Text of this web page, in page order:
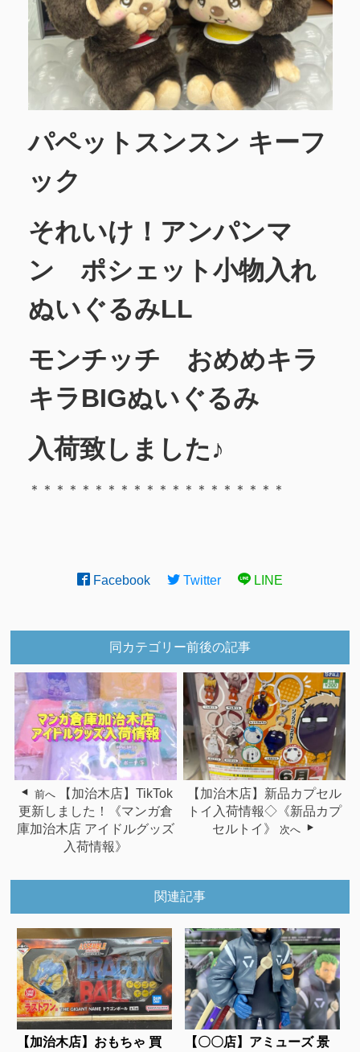
パペットスンスン キーフ
ック
それいけ！アンパンマ
ン ポシェット小物入れ
ぬいぐるみLL
モンチッチ おめめキラ
キラBIGぬいぐるみ
入荷致しました♪
＊＊＊＊＊＊＊＊＊＊＊＊＊＊＊＊＊＊＊＊
Facebook Twitter LINE
同カテゴリー前後の記事
前へ
【加治木店】TikTok
更新しました！《マンガ倉
庫加治木店 アイドルグッズ
入荷情報》
【加治木店】新品カプセル
トイ入荷情報◇《新品カプ
セルトイ》
次へ
関連記事
【加治木店】おもちゃ 買 【〇〇店】アミューズ 景